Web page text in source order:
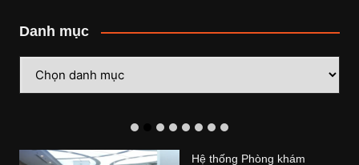
Danh mục
mục
Hệ thống Phòng khám